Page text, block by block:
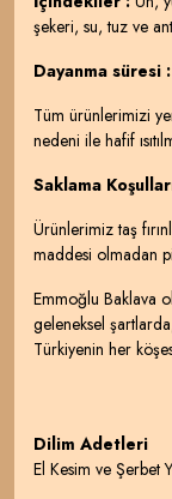
şekeri, su, tuz ve
Dayanma süresi :
Tüm ürünlerimizi
nedeni ile hafif
Saklama
Ürünlerimiz taş
maddesi olmadan
Emmoğlu Baklava
geleneksel
Türkiyenin her
Dilim Adetleri
El Kesim ve